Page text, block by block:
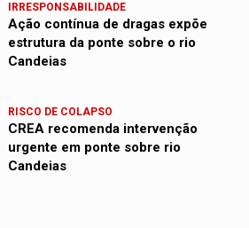
IRRESPONSABILIDADE
Ação contínua de dragas expõe
estrutura da ponte sobre o rio
Candeias
RISCO DE COLAPSO
CREA recomenda intervenção
urgente em ponte sobre rio
Candeias